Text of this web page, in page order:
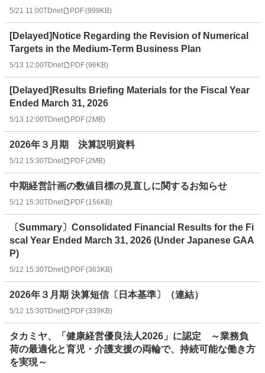
5/21 11:00TDnet PDF(999KB)
[Delayed]Notice Regarding the Revision of Numerical
Targets in the Medium-Term Business Plan
5/13 12:00TDnet PDF(96KB)
[Delayed]Results Briefing Materials for the Fiscal Year
Ended March 31, 2026
5/13 12:00TDnet PDF(2MB)
2026年３月期 決算説明資料
5/12 15:30TDnet PDF(2MB)
中期経営計画の数値目標の見直しに関するお知らせ
5/12 15:30TDnet PDF(156KB)
〔Summary〕Consolidated Financial Results for the Fi
scal Year Ended March 31, 2026 (Under Japanese GAA
P)
5/12 15:30TDnet PDF(363KB)
2026年３月期 決算短信〔日本基準〕（連結）
5/12 15:30TDnet PDF(339KB)
タカミヤ、「健康経営優良法人2026」に認定 ～業務負
荷の最適化と育児・介護支援の両輪で、持続可能な働き方
を実現～